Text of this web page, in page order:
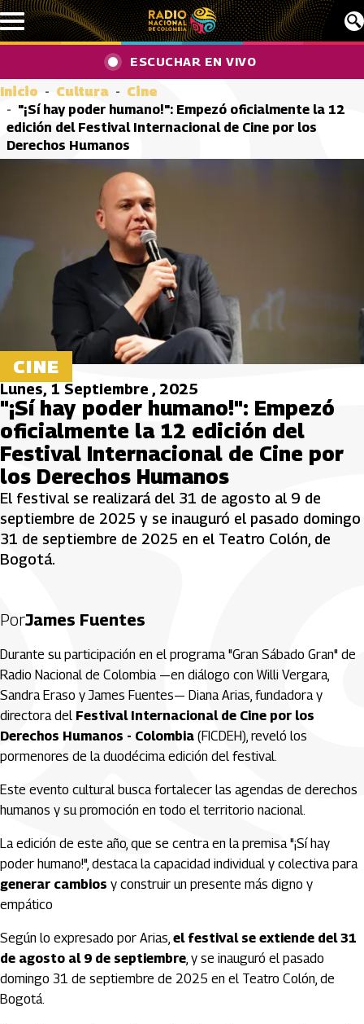
Pasar al contenido principal
ESCUCHAR EN VIVO
Inicio Cultura
Cine
"¡Sí hay poder humano!": Empezó oficialmente la 12
edición del Festival Internacional de Cine por los
Derechos Humanos
CINE
Lunes, 1 Septiembre , 2025
"¡Sí hay poder humano!": Empezó
oficialmente la 12 edición del
Festival Internacional de Cine por
los Derechos Humanos
El festival se realizará del 31 de agosto al 9 de
septiembre de 2025 y se inauguró el pasado domingo
31 de septiembre de 2025 en el Teatro Colón, de
Bogotá.
PorJames Fuentes
Durante su participación en el programa "Gran Sábado Gran" de
Radio Nacional de Colombia —en diálogo con Willi Vergara,
Sandra Eraso y James Fuentes— Diana Arias, fundadora y
directora del Festival Internacional de Cine por los
Derechos Humanos - Colombia (FICDEH), reveló los
pormenores de la duodécima edición del festival.
Este evento cultural busca fortalecer las agendas de derechos
humanos y su promoción en todo el territorio nacional.
La edición de este año, que se centra en la premisa "¡Sí hay
poder humano!", destaca la capacidad individual y colectiva para
generar cambios y construir un presente más digno y
empático
Según lo expresado por Arias, el festival se extiende del 31
de agosto al 9 de septiembre, y se inauguró el pasado
domingo 31 de septiembre de 2025 en el Teatro Colón, de
Bogotá.